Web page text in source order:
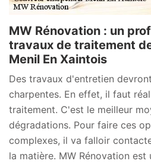
MW Rénovation : un
travaux de traitement
Menil En Xaintois
Des travaux d'entretien
charpentes. En effet, il faut
traitement. C'est le meilleur
dégradations. Pour faire ces
complexes, il va falloir
la matière. MW Rénovation